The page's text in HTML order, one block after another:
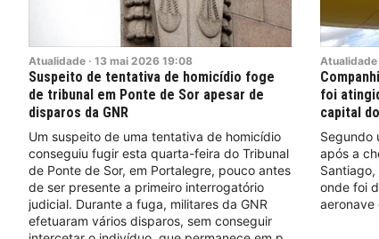
Atualidade · 13 mai 2026 19:08
Suspeito de tentativa de homicídio foge
de tribunal em Ponte de Sor apesar de
disparos da GNR
Um suspeito de uma tentativa de homicídio
conseguiu fugir esta quarta-feira do Tribunal
de Ponte de Sor, em Portalegre, pouco antes
de ser presente a primeiro interrogatório
judicial. Durante a fuga, militares da GNR
efetuaram vários disparos, sem conseguir
Atualidade
foi
capital
Segundo
após a
onde foi
aeronave